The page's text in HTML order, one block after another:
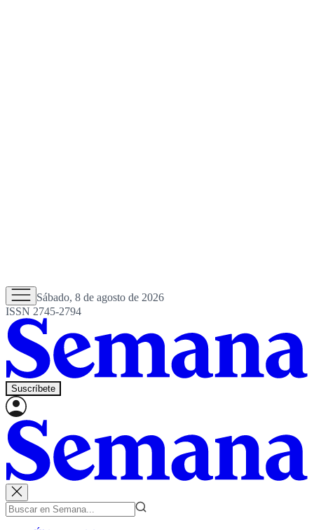
Sábado, 8 de agosto de 2026
ISSN 2745-2794
Suscríbete